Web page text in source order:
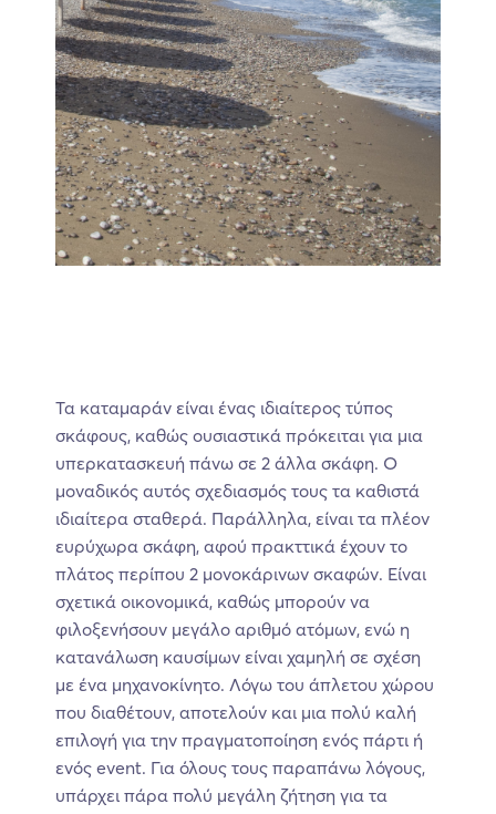
Τα καταμαράν είναι ένας ιδιαίτερος τύπος
σκάφους, καθώς ουσιαστικά πρόκειται για μια
υπερκατασκευή πάνω σε 2 άλλα σκάφη. Ο
μοναδικός αυτός σχεδιασμός τους τα καθιστά
ιδιαίτερα σταθερά. Παράλληλα, είναι τα πλέον
ευρύχωρα σκάφη, αφού πρακττικά έχουν το
πλάτος περίπου 2 μονοκάρινων σκαφών. Είναι
σχετικά οικονομικά, καθώς μπορούν να
φιλοξενήσουν μεγάλο αριθμό ατόμων, ενώ η
κατανάλωση καυσίμων είναι χαμηλή σε σχέση
με ένα μηχανοκίνητο. Λόγω του άπλετου χώρου
που διαθέτουν, αποτελούν και μια πολύ καλή
επιλογή για την πραγματοποίηση ενός πάρτι ή
ενός event. Για όλους τους παραπάνω λόγους,
υπάρχει πάρα πολύ μεγάλη ζήτηση για τα